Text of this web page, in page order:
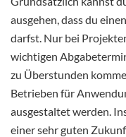
ausgehen, dass du
darfst. Nur bei
wichtigen
zu Überstunden
Betrieben für
ausgestaltet werden.
einer sehr guten